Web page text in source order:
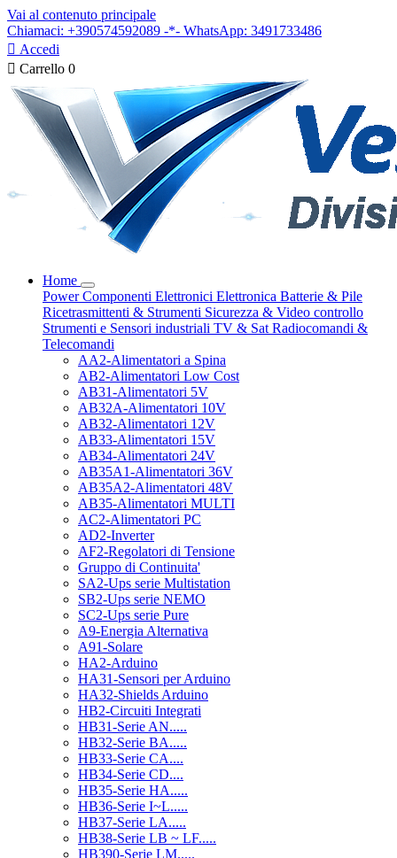
Vai al contenuto principale
Chiamaci: +390574592089 -*- WhatsApp: 3491733486
 Accedi
 Carrello 0
Home
PowerComponenti Elettronici Elettronica Batterie & Pile
Ricetrasmittenti & Strumenti Sicurezza & Video controllo
Strumenti e Sensori industriali TV & Sat Radiocomandi &
Telecomandi
AA2-Alimentatori a Spina
AB2-Alimentatori Low Cost
AB31-Alimentatori 5V
AB32A-Alimentatori 10V
AB32-Alimentatori 12V
AB33-Alimentatori 15V
AB34-Alimentatori 24V
AB35A1-Alimentatori 36V
AB35A2-Alimentatori 48V
AB35-Alimentatori MULTI
AC2-Alimentatori PC
AD2-Inverter
AF2-Regolatori di Tensione
Gruppo di Continuita'
SA2-Ups serie Multistation
SB2-Ups serie NEMO
SC2-Ups serie Pure
A9-Energia Alternativa
A91-Solare
HA2-Arduino
HA31-Sensori per Arduino
HA32-Shields Arduino
HB2-Circuiti Integrati
HB31-Serie AN.....
HB32-Serie BA.....
HB33-Serie CA....
HB34-Serie CD....
HB35-Serie HA.....
HB36-Serie I~L.....
HB37-Serie LA.....
HB38-Serie LB ~ LF.....
HB390-Serie LM.....